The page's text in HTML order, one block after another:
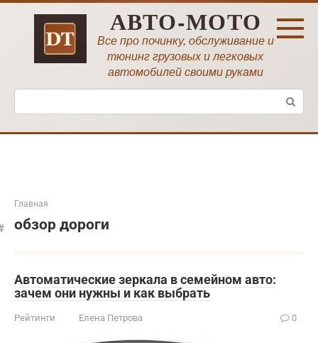
Перейти
АВТО-МОТО
Все про починку, обслуживание и
тюнинг грузовых и легковых
автомобилей своими руками
Поиск:
Главная
обзор дороги
Автоматические зеркала в семейном авто:
зачем они нужны и как выбрать
Рейтинги Елена Петрова 0